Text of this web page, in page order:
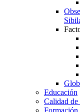
Educación
Calidad de
Formación